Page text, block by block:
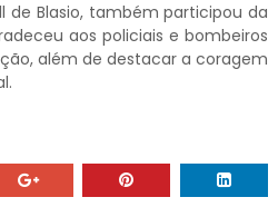
de Blasio, também participou da
aos policiais e bombeiros
além de destacar a coragem